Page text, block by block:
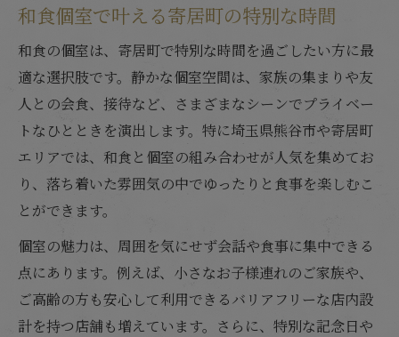
和食個室で刺身の鮮度を堪能する秘訣
静かな空間で刺身を満喫する和食個室
熊谷市周辺の和食個室が選ばれる理由
和食個室が熊谷市周辺で支持される理由
刺身と和食を個室で味わう魅力とは
熊谷市で和食個室が人気の背景を探る
個室完備の和食店が選ばれるワケ
静かな空間で楽しむ旬の和食と刺身の魅力
和食個室で静かに味わう旬の刺身体験
旬の和食が個室で味わえる魅力解説
和食個室で叶える寄居町の特別な時間
和食の個室は、寄居町で特別な時間を過ごしたい方に最
適な選択肢です。静かな個室空間は、家族の集まりや友
人との会食、接待など、さまざまなシーンでプライベー
トなひとときを演出します。特に埼玉県熊谷市や寄居町
エリアでは、和食と個室の組み合わせが人気を集めてお
り、落ち着いた雰囲気の中でゆったりと食事を楽しむこ
とができます。
個室の魅力は、周囲を気にせず会話や食事に集中できる
点にあります。例えば、小さなお子様連れのご家族や、
ご高齢の方も安心して利用できるバリアフリーな店内設
計を持つ店舗も増えています。さらに、特別な記念日や